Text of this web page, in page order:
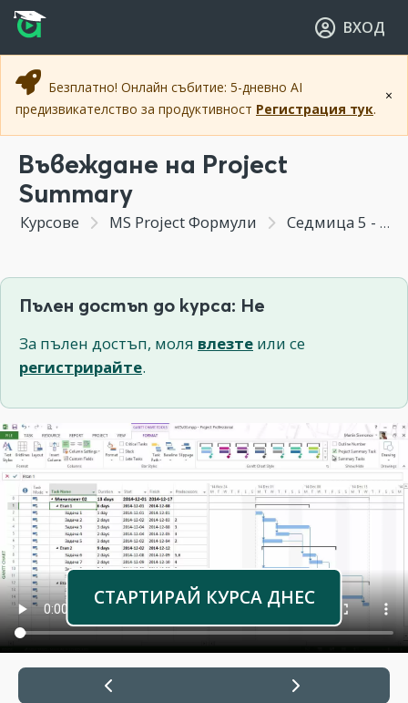
Прескочи към основното съдържание
Прескочи към навигацията
ВХОД
×
Безплатно! Онлайн събитие: 5-дневно AI
предизвикателство за продуктивност Регистрация тук.
Въвеждане на Project
Summary
Курсове MS Project Формули Седмица 5 - Създаване на основата на Минипроект 02
Пълен достъп до курса: Не
За пълен достъп, моля влезте или се
регистрирайте.
СТАРТИРАЙ КУРСА ДНЕС